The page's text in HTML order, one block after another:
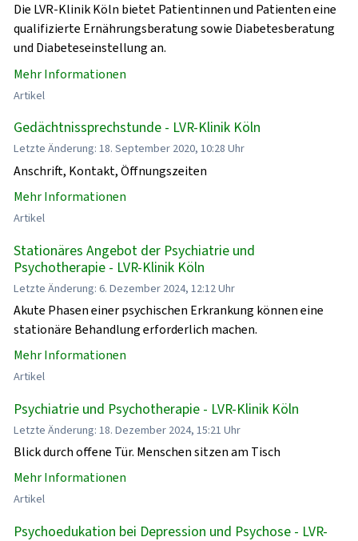
Die LVR-Klinik Köln bietet Patientinnen und Patienten eine
qualifizierte Ernährungsberatung sowie Diabetesberatung
und Diabeteseinstellung an.
Mehr Informationen
Artikel
Gedächtnissprechstunde - LVR-Klinik Köln
Letzte Änderung: 18. September 2020, 10:28 Uhr
Anschrift, Kontakt, Öffnungszeiten
Mehr Informationen
Artikel
Stationäres Angebot der Psychiatrie und
Psychotherapie - LVR-Klinik Köln
Letzte Änderung: 6. Dezember 2024, 12:12 Uhr
Akute Phasen einer psychischen Erkrankung können eine
stationäre Behandlung erforderlich machen.
Mehr Informationen
Artikel
Psychiatrie und Psychotherapie - LVR-Klinik Köln
Letzte Änderung: 18. Dezember 2024, 15:21 Uhr
Blick durch offene Tür. Menschen sitzen am Tisch
Mehr Informationen
Artikel
Psychoedukation bei Depression und Psychose - LVR-